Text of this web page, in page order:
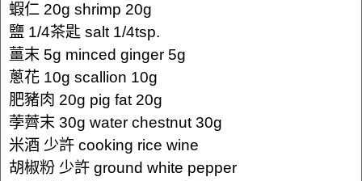
蝦仁 20g shrimp 20g
鹽 1/4茶匙 salt 1/4tsp.
薑末 5g minced ginger 5g
蔥花 10g scallion 10g
肥豬肉 20g pig fat 20g
荸薺末 30g water chestnut 30g
米酒 少許 cooking rice wine
胡椒粉 少許 ground white pepper